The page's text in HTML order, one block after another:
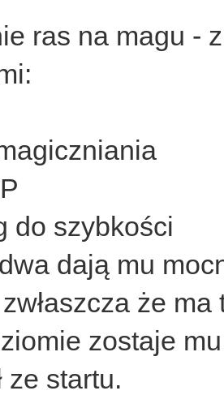
ras na magu -
do szybkości
dają mu
że
zostaje
ze startu.